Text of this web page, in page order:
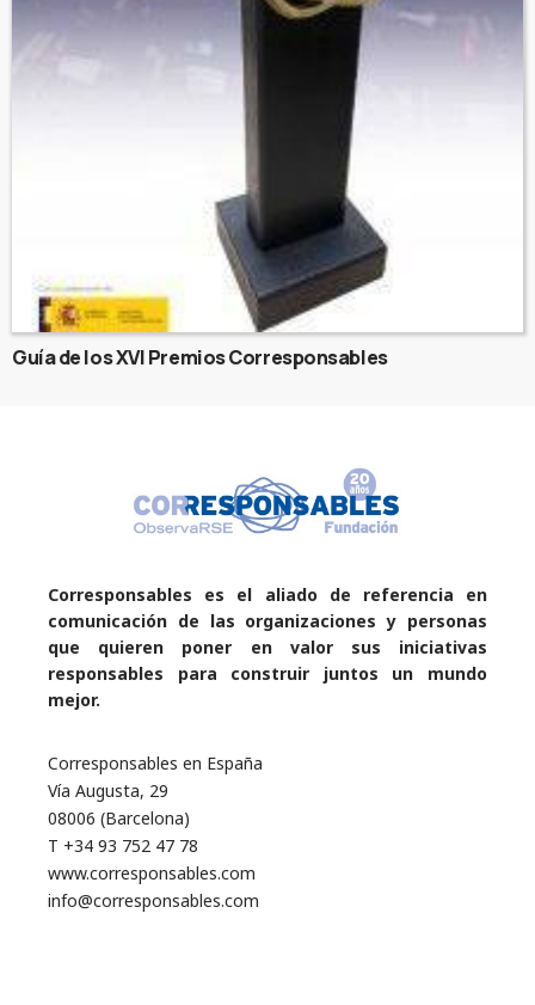
Guía de los XVI Premios Corresponsables
Corresponsables es el aliado de referencia en
comunicación de las organizaciones y personas
que quieren poner en valor sus iniciativas
responsables para construir juntos un mundo
mejor.
Corresponsables en España
Vía Augusta, 29
08006 (Barcelona)
T +34 93 752 47 78
www.corresponsables.com
info@corresponsables.com